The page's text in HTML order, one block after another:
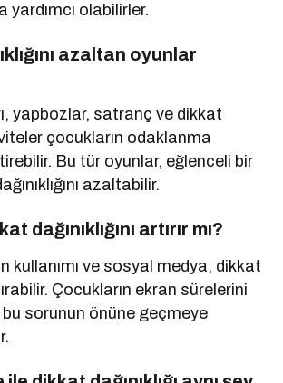
yardımcı olabilirler.
azaltan oyunlar
yapbozlar, satranç ve dikkat
çocukların odaklanma
Bu tür oyunlar, eğlenceli bir
azaltabilir.
dağınıklığını artırır mı?
kullanımı ve sosyal medya, dikkat
Çocukların ekran sürelerini
bu sorunun önüne geçmeye